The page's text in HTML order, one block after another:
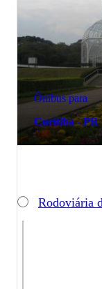
Ônibus para
Curitiba - PR
Rodoviária